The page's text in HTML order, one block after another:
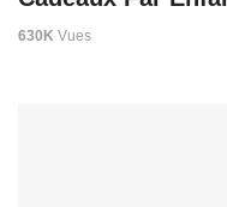
630K Vues